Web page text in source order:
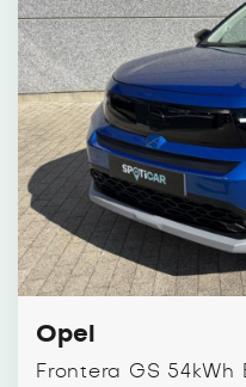
Opel
Frontera GS 54kWh